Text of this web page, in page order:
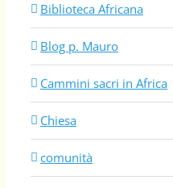
Biblioteca Africana
Blog p. Mauro
Cammini sacri in Africa
Chiesa
comunità